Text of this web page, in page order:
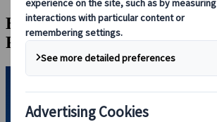
Entdecken Sie andere
Region